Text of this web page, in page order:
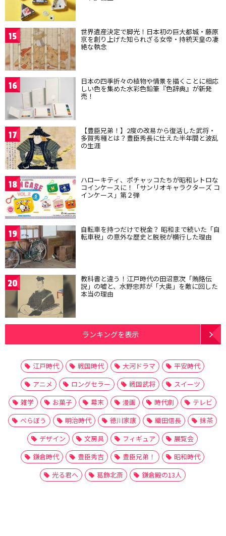
15 世界遺産決定で脚光！日本初の巨大都城・藤原
京を創り上げた知られざる女帝・持統天皇の凄
絶な執念
16 日本の四季折々の植物や情景を描くことに相応
しい色を集めた水彩色鉛筆『色辞典』が新発
売！
17 【豊臣兄弟！】2度の改易から復活した武将・
多賀秀種とは？豊臣秀長に仕えた半年間と波乱
の生涯
18 ハローキティ、ポチャッコたちが昭和レトロな
コインケースに！「サンリオキャラクターズ コ
インケース」第２弾
19 自転車を持つだけで税金？ 昭和まで続いた「自
転車税」の意外な歴史と脱税が横行した理由
20 教科書と違う！江戸時代の田沼意次「賄賂伝
説」の嘘と、水野忠邦が「大奥」を敵に回した
本当の理由
ランキングを表示
江戸時代 戦国時代 大河ドラマ
平安時代
アニメ
ロングセラー 戦国武将
スイーツ
雑学
お菓子 幕末 漫画 時代劇
テレビ
べらぼう
明治時代 徳川家康 織田信長
抹茶
デザイン
文房具 フィギュア
展覧会
鎌倉時代
豊臣秀吉 豊臣兄弟！
昭和時代
光る君へ
葛飾北斎 鎌倉殿の13人